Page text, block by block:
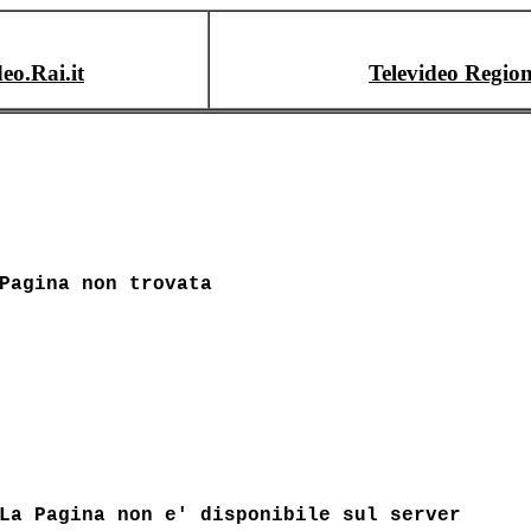
Televideo
Pagina non trovata
La Pagina non e' disponibile sul server